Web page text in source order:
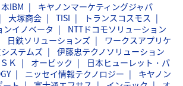
IBM
キヤノンマーケティングジャパ
大塚商会 TISI
トランスコスモス
ンイノベータ
NTTドコモソリューション
日鉄ソリューションズ
ワークスアプリケ
ステムズ
伊藤忠テクノソリューション
Ｋ オービック
日本ヒューレット・パ
ニッセイ情報テクノロジー
キヤノン